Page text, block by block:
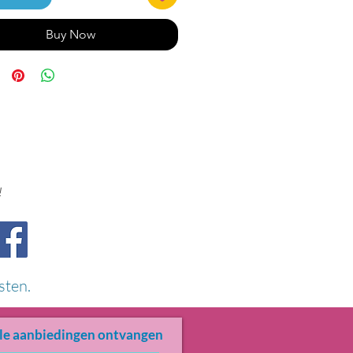
Buy Now
aanbiedingen ontvangen